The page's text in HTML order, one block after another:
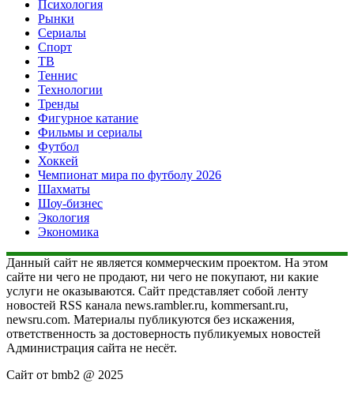
Психология
Рынки
Сериалы
Спорт
ТВ
Теннис
Технологии
Тренды
Фигурное катание
Фильмы и сериалы
Футбол
Хоккей
Чемпионат мира по футболу 2026
Шахматы
Шоу-бизнес
Экология
Экономика
Данный сайт не является коммерческим проектом. На этом
сайте ни чего не продают, ни чего не покупают, ни какие
услуги не оказываются. Сайт представляет собой ленту
новостей RSS канала news.rambler.ru, kommersant.ru,
newsru.com. Материалы публикуются без искажения,
ответственность за достоверность публикуемых новостей
Администрация сайта не несёт.
Сайт от bmb2 @ 2025